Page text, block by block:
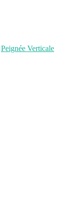
Peignée Verticale